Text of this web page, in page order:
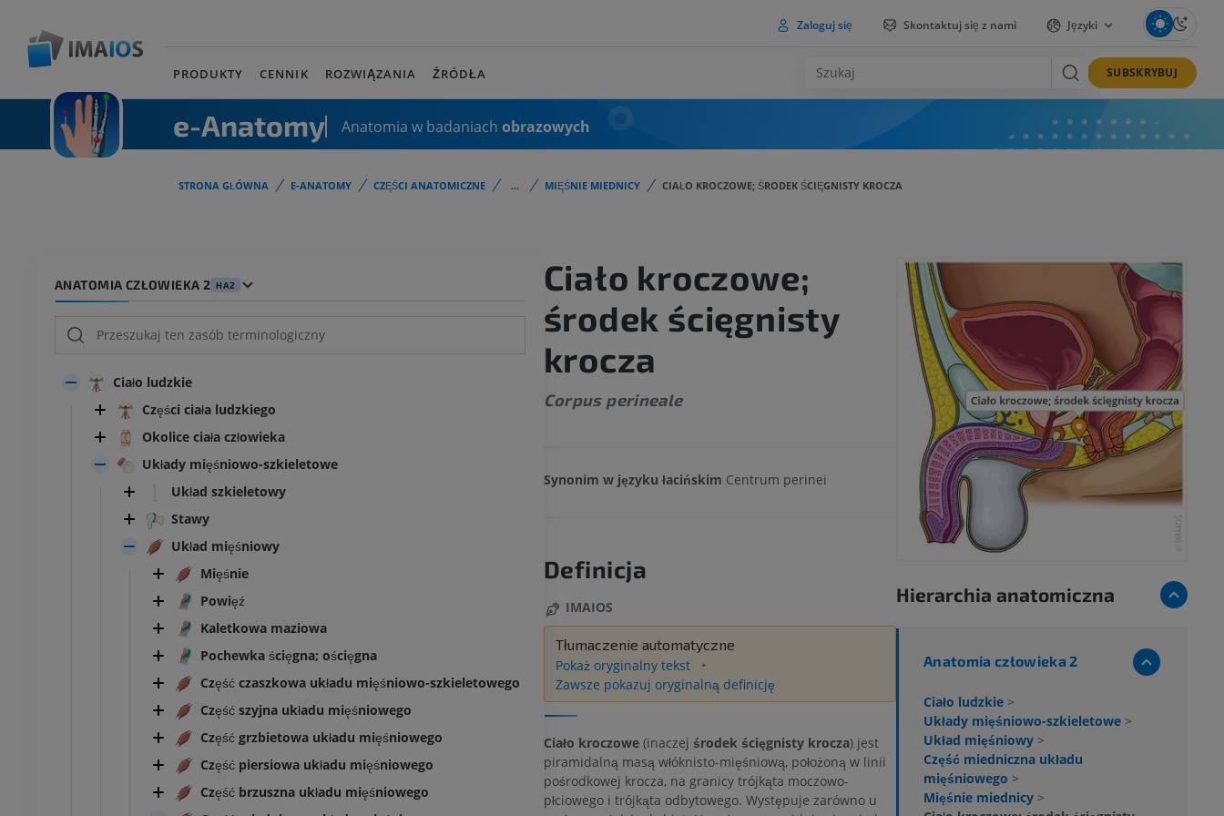
Zaloguj się Skontaktuj się z nami Języki
PRODUKTY CENNIK ROZWIĄZANIA ŹRÓDŁA SUBSKRYBUJ
e-Anatomy Anatomia w badaniach obrazowych
STRONA GŁÓWNA E-ANATOMY CZĘŚCI ANATOMICZNE ... MIĘŚNIE MIEDNICY CIAŁO KROCZOWE; ŚRODEK ŚCIĘGNISTY KROCZA
ANATOMIA CZŁOWIEKA 2 HA2
Ciało ludzkie
Części ciała ludzkiego
Okolice ciała człowieka
Układy mięśniowo-szkieletowe
Układ szkieletowy
Stawy
Układ mięśniowy
Mięśnie
Powięź
Kaletkowa maziowa
Pochewka ścięgna; ościęgna
Część czaszkowa układu mięśniowo-szkieletowego
Część szyjna układu mięśniowego
Część grzbietowa układu mięśniowego
Część piersiowa układu mięśniowego
Część brzuszna układu mięśniowego
Ciało kroczowe;
środek ścięgnisty
krocza
Corpus perineale
Synonim w języku łacińskim Centrum perinei
Definicja
IMAIOS
Tłumaczenie automatyczne
Pokaż oryginalny tekst
Zawsze pokazuj oryginalną definicję
Ciało kroczowe(inaczej środek ścięgnisty krocza) jest
piramidalną masą włóknisto-mięśniową, położoną w linii
pośrodkowej krocza, na granicy trójkąta moczowo-
płciowego i trójkąta odbytowego. Występuje zarówno u
Hierarchia anatomiczna
Anatomia człowieka 2
Ciało ludzkie >
Układy mięśniowo-szkieletowe >
Układ mięśniowy >
Część miedniczna układu
mięśniowego >
Mięśnie miednicy >